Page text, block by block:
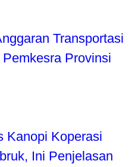
Transportasi
Provinsi
Kanopi Koperasi
Ini Penjelasan